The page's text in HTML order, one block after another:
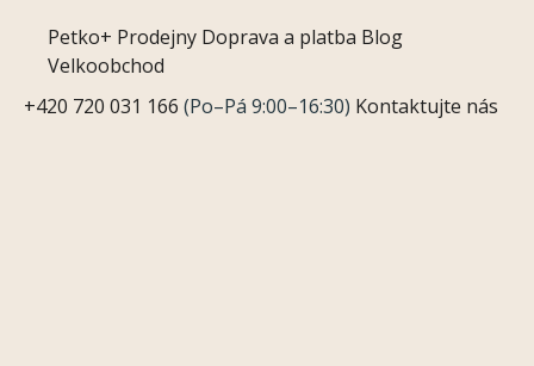
Petko+ Prodejny Doprava a platba Blog
Velkoobchod
+420 720 031 166 (Po–Pá 9:00–16:30) Kontaktujte nás